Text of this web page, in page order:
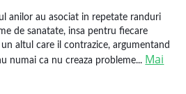
anilor au asociat in repetate randuri
de sanatate, insa pentru fiecare
altul care il contrazice, argumentand
numai ca nu creaza probleme... Mai